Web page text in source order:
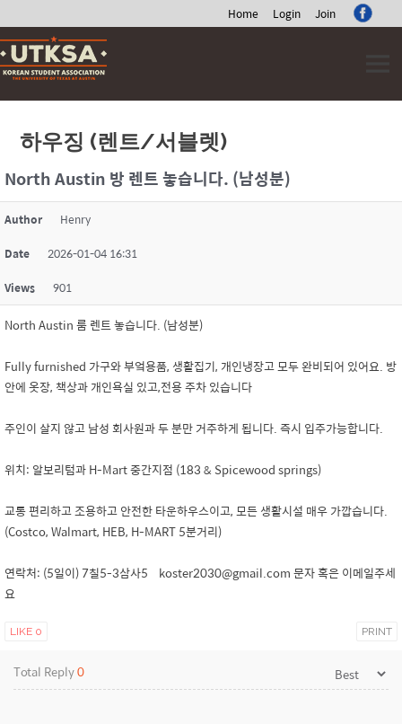
Home Login Join
Skip
to
content
하우징 (렌트/서블렛)
North Austin 방 렌트 놓습니다. (남성분)
Author Henry
Date 2026-01-04 16:31
Views 901
North Austin 룸 렌트 놓습니다. (남성분)
Fully furnished 가구와 부엌용품, 생활집기, 개인냉장고 모두 완비되어 있어요. 방
안에 옷장, 책상과 개인욕실 있고,전용 주차 있습니다
주인이 살지 않고 남성 회사원과 두 분만 거주하게 됩니다. 즉시 입주가능합니다.
위치: 알보리텀과 H-Mart 중간지점 (183 & Spicewood springs)
교통 편리하고 조용하고 안전한 타운하우스이고, 모든 생활시설 매우 가깝습니다.
(Costco, Walmart, HEB, H-MART 5분거리)
연락처: (5일이) 7칠5-3삼사5 koster2030@gmail.com 문자 혹은 이메일주세
요
LIKE 0 PRINT
Total Reply0